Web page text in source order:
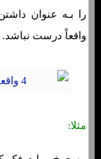
را بـه عنوان
واقعاً درست نباشد.
مثلا: